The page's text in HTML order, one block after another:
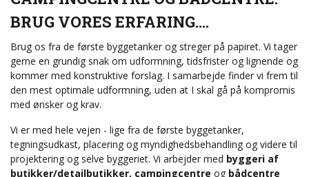
BRUG VORES ERFARING....
Brug os fra de første byggetanker og streger på papiret. Vi tager
gerne en grundig snak om udformning, tidsfrister og lignende og
kommer med konstruktive forslag. I samarbejde finder vi frem til
den mest optimale udformning, uden at I skal gå på kompromis
med ønsker og krav.
Vi er med hele vejen - lige fra de første byggetanker,
tegningsudkast, placering og myndighedsbehandling og videre til
projektering og selve byggeriet. Vi arbejder med byggeri af
butikker/detailbutikker, campingcentre og bådcentre